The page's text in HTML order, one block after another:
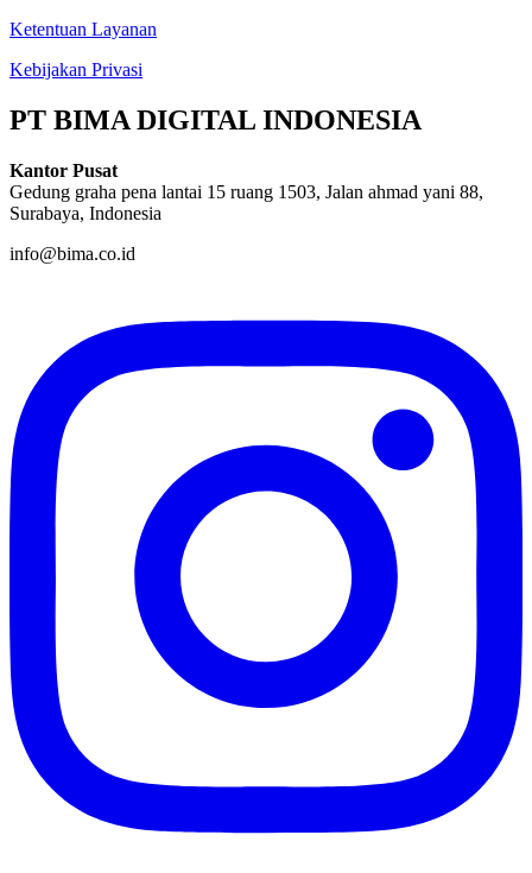
Ketentuan Layanan
Kebijakan Privasi
PT BIMA DIGITAL INDONESIA
Kantor Pusat
Gedung graha pena lantai 15 ruang 1503, Jalan ahmad yani 88,
Surabaya, Indonesia
info@bima.co.id